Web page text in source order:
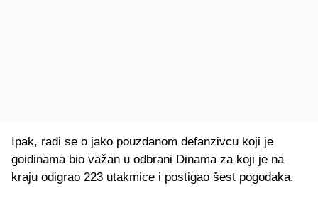
Ipak, radi se o jako pouzdanom defanzivcu koji je
goidinama bio važan u odbrani Dinama za koji je na
kraju odigrao 223 utakmice i postigao šest pogodaka.